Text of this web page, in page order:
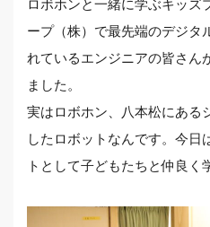
ロボホンと一緒に学ぶキッズ
ープ（株）で最先端のデジタ
れているエンジニアの皆さん
ました。
実はロボホン、八本松にある
したロボットなんです。今日
トとして子どもたちと仲良く